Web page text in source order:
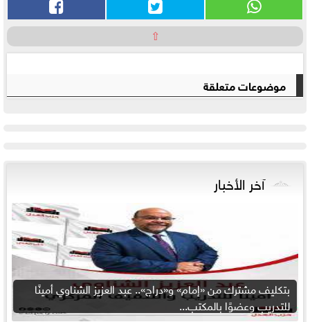
⇧
موضوعات متعلقة
آخر الأخبار
بتكليف مشترك من «إمام» و«دراج».. عبد العزيز الشناوي أمينًا
للتدريب وعضوًا بالمكتب...